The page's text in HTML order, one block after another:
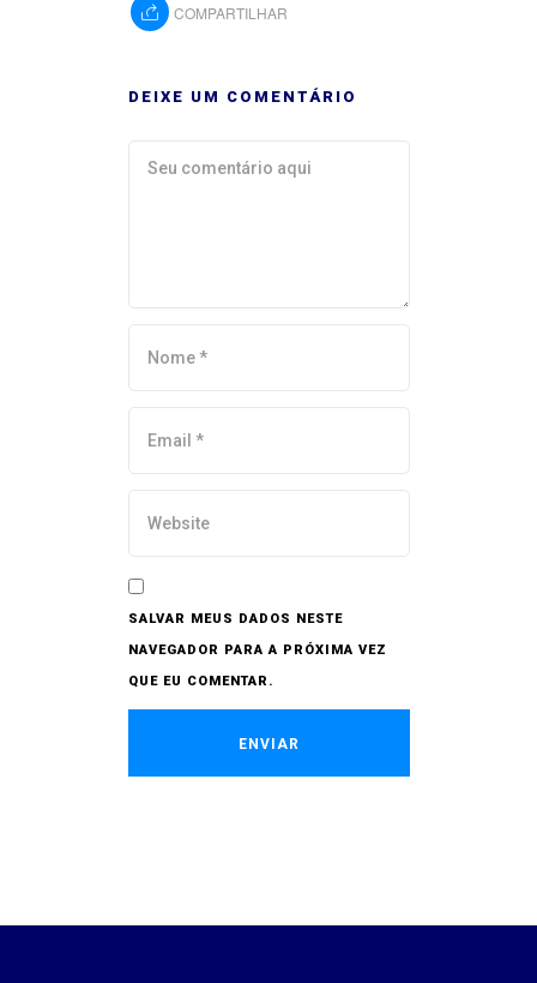
COMPARTILHAR
DEIXE UM COMENTÁRIO
SALVAR MEUS DADOS NESTE
NAVEGADOR PARA A PRÓXIMA VEZ
QUE EU COMENTAR.